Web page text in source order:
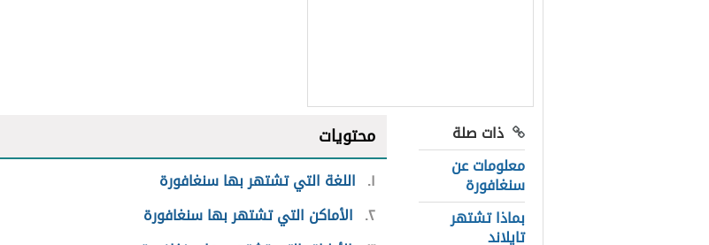
ذات صلة
معلومات عن
سنغافورة
بماذا تشتهر
تايلاند
محتويات
١ اللغة التي تشتهر بها سنغافورة
٢ الأماكن التي تشتهر بها سنغافورة